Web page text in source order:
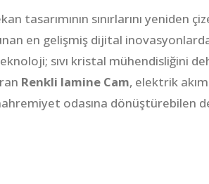
sınırlarını yeniden
en gelişmiş dijital
sıvı kristal mühendisliğini
Renkli lamine Cam, elektrik
odasına dönüştürebilen